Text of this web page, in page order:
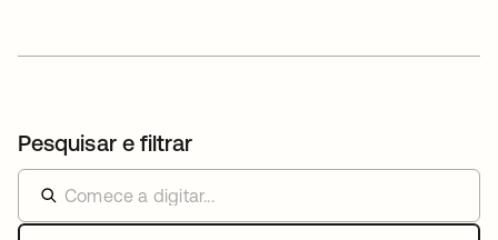
Pesquisar e filtrar